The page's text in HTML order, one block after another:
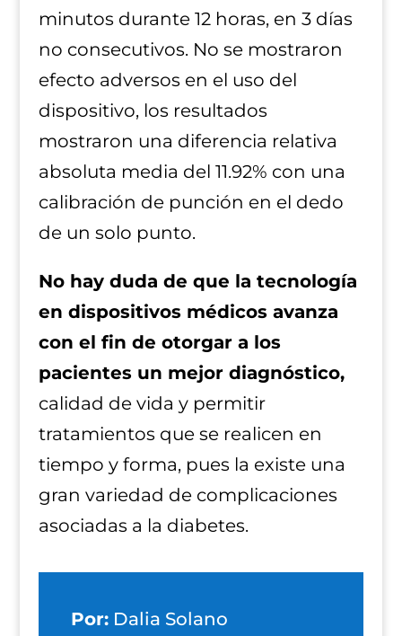
minutos durante 12 horas, en 3 días
no consecutivos. No se mostraron
efecto adversos en el uso del
dispositivo, los resultados
mostraron una diferencia relativa
absoluta media del 11.92% con una
calibración de punción en el dedo
de un solo punto.
No hay duda de que la tecnología
en dispositivos médicos avanza
con el fin de otorgar a los
pacientes un mejor diagnóstico,
calidad de vida y permitir
tratamientos que se realicen en
tiempo y forma, pues la existe una
gran variedad de complicaciones
asociadas a la diabetes.
Por:Dalia Solano